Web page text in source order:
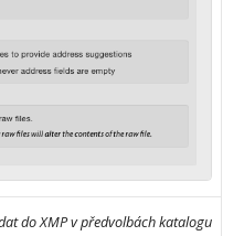
do XMP v předvolbách katalogu